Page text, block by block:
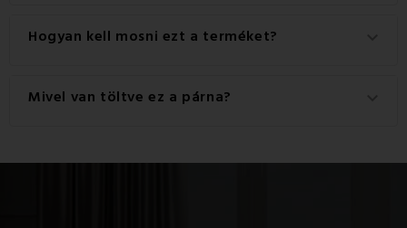
Ez a termék kiváló minőségű anyagból készült: 100%
damaszkuszi.
Hogyan kell mosni ezt a terméket?
A legjobb eredmény érdekében javasoljuk, hogy a
Mivel van töltve ez a párna?